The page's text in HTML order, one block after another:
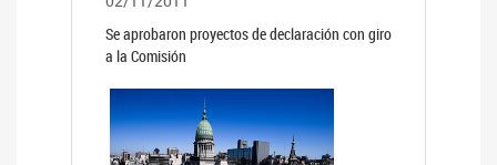
Se aprobaron proyectos de declaración con giro
a la Comisión